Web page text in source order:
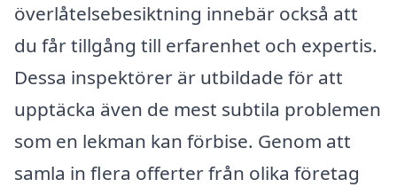
överlåtelsebesiktning innebär också att
du får tillgång till erfarenhet och expertis.
Dessa inspektörer är utbildade för att
upptäcka även de mest subtila problemen
som en lekman kan förbise. Genom att
samla in flera offerter från olika företag